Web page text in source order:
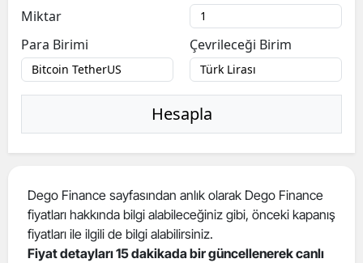
Bitlis
Bolu
Bursa
Çankırı
Çorum
Miktar
Para Birimi
Çevrileceği Birim
Hesapla
Dego Finance sayfasından anlık olarak Dego Finance
fiyatları hakkında bilgi alabileceğiniz gibi, önceki kapanış
fiyatları ile ilgili de bilgi alabilirsiniz.
Fiyat detayları 15 dakikada bir güncellenerek canlı